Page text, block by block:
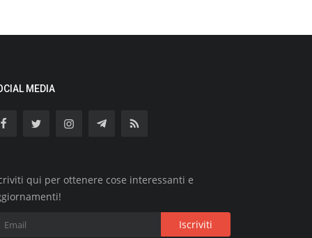
MEDIA
qui per ottenere cose interessanti e
Iscriviti